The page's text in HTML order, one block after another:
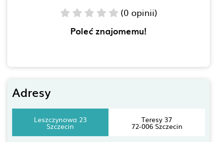
(0 opinii)
Poleć znajomemu!
Adresy
Leszczynowa 23
Szczecin
Teresy 37
72-006 Szczecin